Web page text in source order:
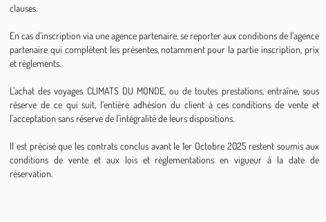
clauses.
En cas d’inscription via une agence partenaire, se reporter aux conditions de l’agence
partenaire qui complètent les présentes, notamment pour la partie inscription, prix
et règlements.
L’achat des voyages CLIMATS DU MONDE, ou de toutes prestations, entraîne, sous
réserve de ce qui suit, l’entière adhésion du client à ces conditions de vente et
l’acceptation sans réserve de l’intégralité de leurs dispositions.
Il est précisé que les contrats conclus avant le 1er Octobre 2025 restent soumis aux
conditions de vente et aux lois et règlementations en vigueur à la date de
réservation.